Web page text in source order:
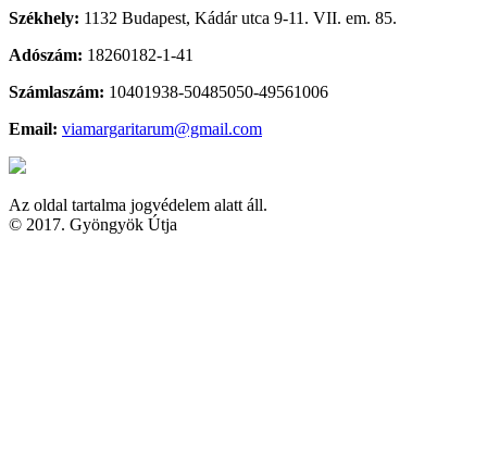
Székhely: 1132 Budapest, Kádár utca 9-11. VII. em. 85.
Adószám: 18260182-1-41
Számlaszám: 10401938-50485050-49561006
Email: viamargaritarum@gmail.com
Az oldal tartalma jogvédelem alatt áll.
© 2017. Gyöngyök Útja